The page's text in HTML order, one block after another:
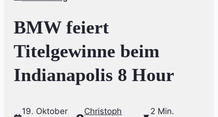
BMW feiert
Titelgewinne beim
Indianapolis 8 Hour
19. Oktober
Christoph
2 Min.